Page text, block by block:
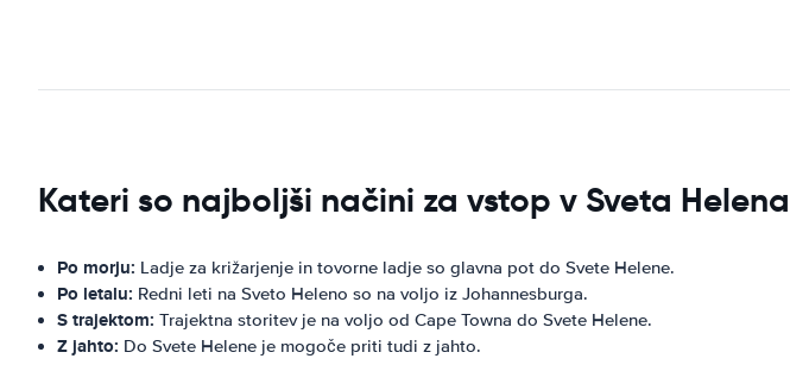
Kateri so najboljši načini za vstop v Sveta
Po morju: Ladje za križarjenje in tovorne ladje so glavna pot do Svete Helene.
Po letalu: Redni leti na Sveto Heleno so na voljo iz Johannesburga.
S trajektom: Trajektna storitev je na voljo od Cape Towna do Svete Helene.
Z jahto: Do Svete Helene je mogoče priti tudi z jahto.